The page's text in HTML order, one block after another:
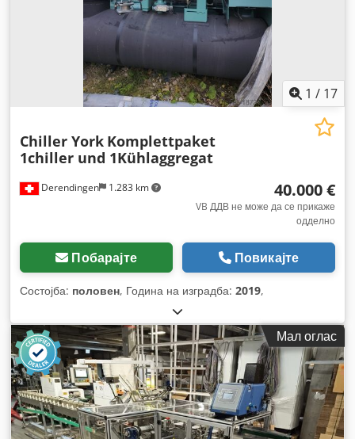
1 / 17
Derendingen 1.283 km
Chiller York Komplettpaket
1chiller und 1Kühlaggregat
40.000 €
VB ДДВ не може да се прикаже
одделно
Побарајте Повикајте
Состојба: половен, Година на изградба: 2019,
Мал оглас